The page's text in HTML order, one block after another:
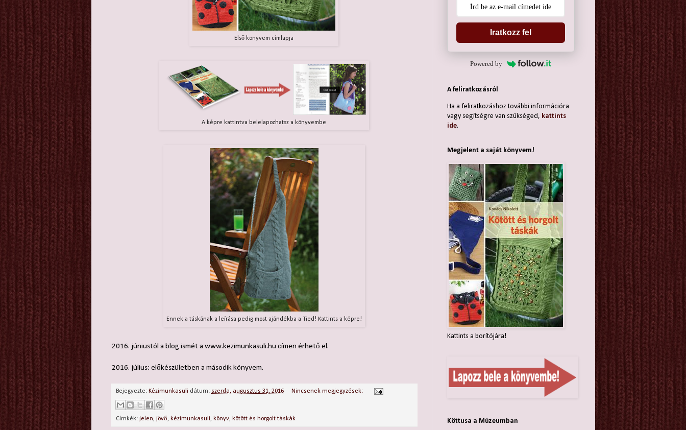
Első könyvem címlapja
A képre kattintva belelapozhatsz a könyvembe
Ennek a táskának a leírása pedig most ajándékba a Tied! Kattints a képre!
2016. júniustól a blog ismét a www.kezimunkasuli.hu címen érhető el.
2016. július: előkészületben a második könyvem.
Bejegyezte: Kézimunkasuli dátum: szerda, augusztus 31, 2016 Nincsenek megjegyzések:
Címkék: jelen, jövő, kézimunkasuli, könyv, kötött és horgolt táskák
Iratkozz fel
Powered by
A feliratkozásról
Ha a feliratkozáshoz további információra
vagy segítségre van szükséged, kattints
ide.
Megjelent a saját könyvem!
Kattints a borítójára!
Köttusa a Múzeumban